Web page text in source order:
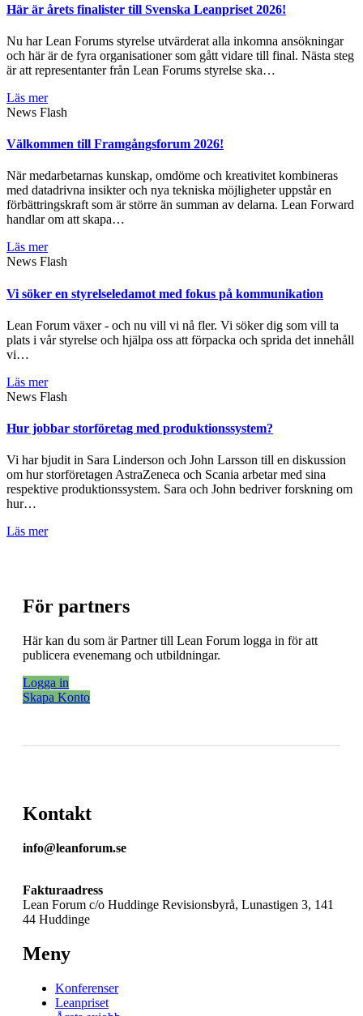
Här är årets finalister till Svenska Leanpriset 2026!
Nu har Lean Forums styrelse utvärderat alla inkomna ansökningar
och här är de fyra organisationer som gått vidare till final. Nästa steg
är att representanter från Lean Forums styrelse ska…
Läs mer
News Flash
Välkommen till Framgångsforum 2026!
När medarbetarnas kunskap, omdöme och kreativitet kombineras
med datadrivna insikter och nya tekniska möjligheter uppstår en
förbättringskraft som är större än summan av delarna. Lean Forward
handlar om att skapa…
Läs mer
News Flash
Vi söker en styrelseledamot med fokus på kommunikation
Lean Forum växer - och nu vill vi nå fler. Vi söker dig som vill ta
plats i vår styrelse och hjälpa oss att förpacka och sprida det innehåll
vi…
Läs mer
News Flash
Hur jobbar storföretag med produktionssystem?
Vi har bjudit in Sara Linderson och John Larsson till en diskussion
om hur storföretagen AstraZeneca och Scania arbetar med sina
respektive produktionssystem. Sara och John bedriver forskning om
hur…
Läs mer
För partners
Här kan du som är Partner till Lean Forum logga in för att
publicera evenemang och utbildningar.
Logga in
Skapa Konto
Kontakt
info@leanforum.se
Fakturaadress
Lean Forum c/o Huddinge Revisionsbyrå, Lunastigen 3, 141
44 Huddinge
Meny
Konferenser
Leanpriset